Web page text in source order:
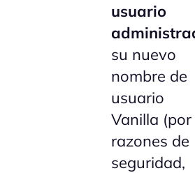
usuario
su nuevo
nombre de
usuario
Vanilla (por
razones de
seguridad,